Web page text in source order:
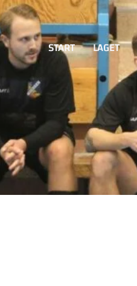
START LAGET